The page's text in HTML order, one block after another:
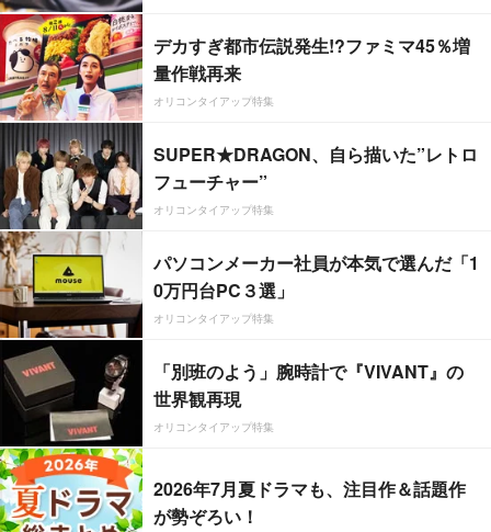
デカすぎ都市伝説発生!?ファミマ45％増
量作戦再来
オリコンタイアップ特集
SUPER★DRAGON、自ら描いた”レトロ
フューチャー”
オリコンタイアップ特集
パソコンメーカー社員が本気で選んだ「1
0万円台PC３選」
オリコンタイアップ特集
「別班のよう」腕時計で『VIVANT』の
世界観再現
オリコンタイアップ特集
2026年7月夏ドラマも、注目作＆話題作
が勢ぞろい！